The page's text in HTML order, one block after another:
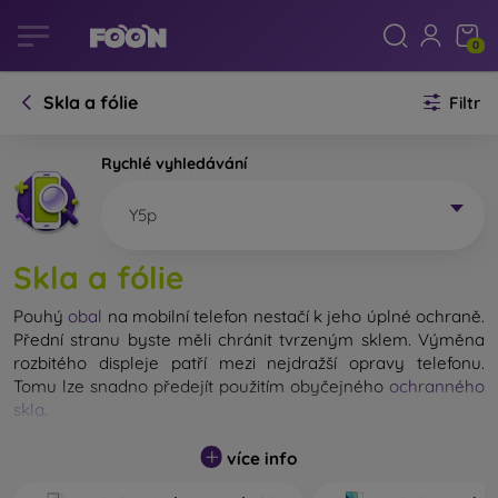
0
Skla a fólie Filtr
Rychlé vyhledávání
Y5p
Skla a fólie
Pouhý obal na mobilní telefon nestačí k jeho úplné ochraně.
Přední stranu byste měli chránit tvrzeným sklem. Výměna
rozbitého displeje patří mezi nejdražší opravy telefonu.
Tomu lze snadno předejít použitím obyčejného ochranného
skla
Nerozbitné sklo na mobil sice neexistuje, ale při pádu
zůstane displej ve většině případů nepoškozený. Výběr
více info